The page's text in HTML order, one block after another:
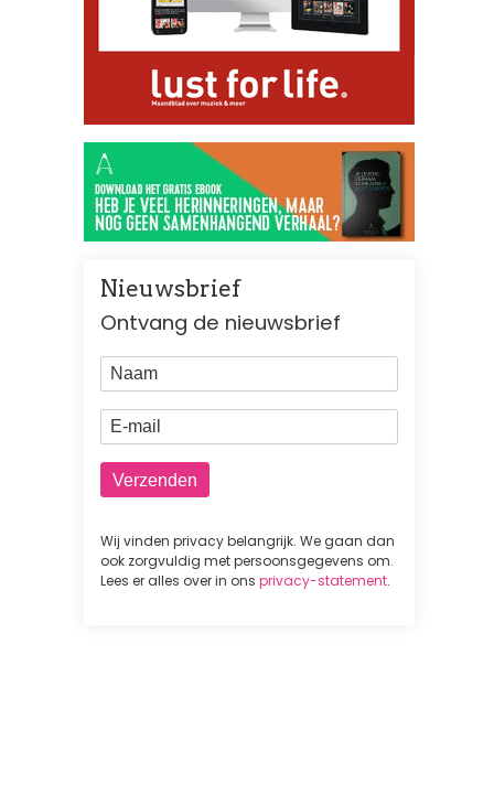
Nieuwsbrief
Ontvang de nieuwsbrief
Naam
E-mail
Wij vinden privacy belangrijk. We gaan dan
ook zorgvuldig met persoonsgegevens om.
Lees er alles over in ons privacy-statement.